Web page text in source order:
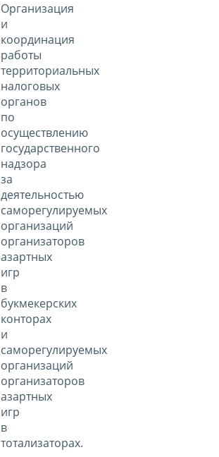
Организация
и
координация
работы
территориальных
налоговых
органов
по
осуществлению
государственного
надзора
за
деятельностью
саморегулируемых
организаций
организаторов
азартных
игр
в
букмекерских
конторах
и
саморегулируемых
организаций
организаторов
азартных
игр
в
тотализаторах.